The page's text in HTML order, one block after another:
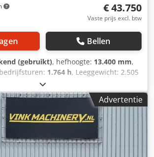
€ 43.750
Vaste prijs excl. btw
Bellen
(gebruikt), hefhoogte: 13.400 mm,
1.764 h, Leeggewicht: 2.505
315 x 78 x 188 cm CE-
staat: zeer goed Optische staat:
EXW Laatste inspectie:
productie: IT Neem contact op met
meer informatie. = Verdere opties en
= Opmerkingen = Jekko SPX
2014 * 1.764 bedrijfsuren * Diesel
Advertentie